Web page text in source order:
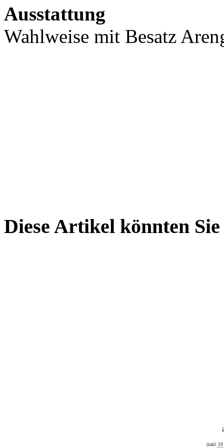
Ausstattung
Wahlweise mit Besatz
Diese Artikel könnten
(inkl. 19